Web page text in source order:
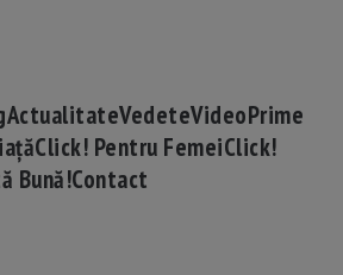
ActualitateVedeteVideoPrime
Click! Pentru FemeiClick!
Bună!Contact